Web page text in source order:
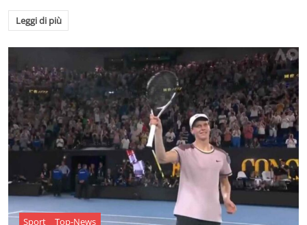
Leggi di più
Sport Top-News